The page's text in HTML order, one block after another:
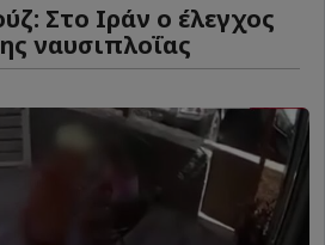
Στο Ιράν ο έλεγχος
ναυσιπλοΐας